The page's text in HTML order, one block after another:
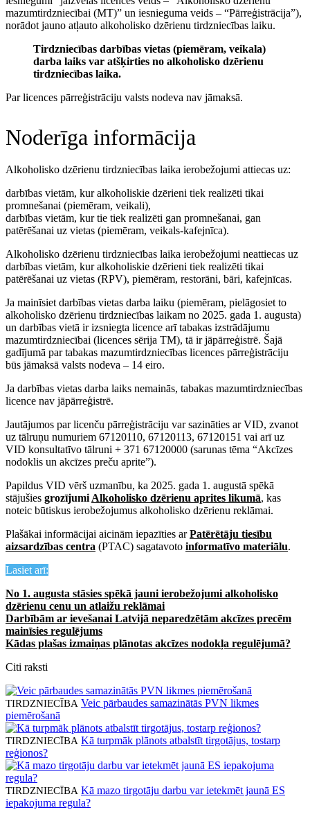
mazumtirdzniecībai (MT)” un iesnieguma veids – “Pārreģistrācija”),
norādot jauno atļauto alkoholisko dzērienu tirdzniecības laiku.
Tirdzniecības darbības vietas (piemēram, veikala)
darba laiks var atšķirties no alkoholisko dzērienu
tirdzniecības laika.
Par licences pārreģistrāciju valsts nodeva nav jāmaksā.
Noderīga informācija
Alkoholisko dzērienu tirdzniecības laika ierobežojumi attiecas uz:
darbības vietām, kur alkoholiskie dzērieni tiek realizēti tikai
promnešanai (piemēram, veikali),
darbības vietām, kur tie tiek realizēti gan promnešanai, gan
patērēšanai uz vietas (piemēram, veikals-kafejnīca).
Alkoholisko dzērienu tirdzniecības laika ierobežojumi neattiecas uz
darbības vietām, kur alkoholiskie dzērieni tiek realizēti tikai
patērēšanai uz vietas (RPV), piemēram, restorāni, bāri, kafejnīcas.
Ja mainīsiet darbības vietas darba laiku (piemēram, pielāgosiet to
alkoholisko dzērienu tirdzniecības laikam no 2025. gada 1. augusta)
un darbības vietā ir izsniegta licence arī tabakas izstrādājumu
mazumtirdzniecībai (licences sērija TM), tā ir jāpārreģistrē. Šajā
gadījumā par tabakas mazumtirdzniecības licences pārreģistrāciju
būs jāmaksā valsts nodeva – 14 eiro.
Ja darbības vietas darba laiks nemainās, tabakas mazumtirdzniecības
licence nav jāpārreģistrē.
Jautājumos par licenču pārreģistrāciju var sazināties ar VID, zvanot
uz tālruņu numuriem 67120110, 67120113, 67120151 vai arī uz
VID konsultatīvo tālruni + 371 67120000 (sarunas tēma “Akcīzes
nodoklis un akcīzes preču aprite”).
Papildus VID vērš uzmanību, ka 2025. gada 1. augustā spēkā
stājušies grozījumi Alkoholisko dzērienu aprites likumā, kas
noteic būtiskus ierobežojumus alkoholisko dzērienu reklāmai.
Plašākai informācijai aicinām iepazīties arPatērētāju tiesību
aizsardzības centra (PTAC) sagatavoto informatīvo materiālu.
Lasiet arī:
No 1. augusta stāsies spēkā jauni ierobežojumi alkoholisko
dzērienu cenu un atlaižu reklāmai
Darbībām ar ievešanai Latvijā neparedzētām akcīzes precēm
mainīsies regulējums
Kādas plašas izmaiņas plānotas akcīzes nodokļa regulējumā?
Citi raksti
TIRDZNIECĪBA Veic pārbaudes samazinātās PVN likmes
piemērošanā
TIRDZNIECĪBA Kā turpmāk plānots atbalstīt tirgotājus, tostarp
reģionos?
TIRDZNIECĪBA Kā mazo tirgotāju darbu var ietekmēt jaunā ES
iepakojuma regula?